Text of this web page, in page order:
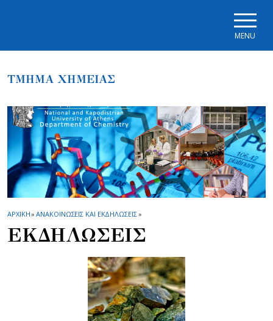
MENU
ΤΜΗΜΑ ΧΗΜΕΙΑΣ
ΑΡΧΙΚΗ» ΑΝΑΚΟΙΝΩΣΕΙΣ ΚΑΙ ΕΚΔΗΛΩΣΕΙΣ»
ΕΚΔΗΛΩΣΕΙΣ